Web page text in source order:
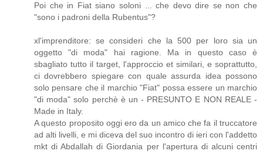
Poi che in Fiat siano soloni ... che devo dire se non che
"sono i padroni della Rubentus"?
xl'imprenditore: se consideri che la 500 per loro sia un
oggetto "di moda" hai ragione. Ma in questo caso è
sbagliato tutto il target, l'approccio et similari, e soprattutto,
ci dovrebbero spiegare con quale assurda idea possono
solo pensare che il marchio "Fiat" possa essere un marchio
"di moda" solo perchè è un - PRESUNTO E NON REALE -
Made in Italy.
A questo proposito oggi ero da un amico che fa il truccatore
ad alti livelli, e mi diceva del suo incontro di ieri con l'addetto
mkt di Abdallah di Giordania per l'apertura di alcuni centri